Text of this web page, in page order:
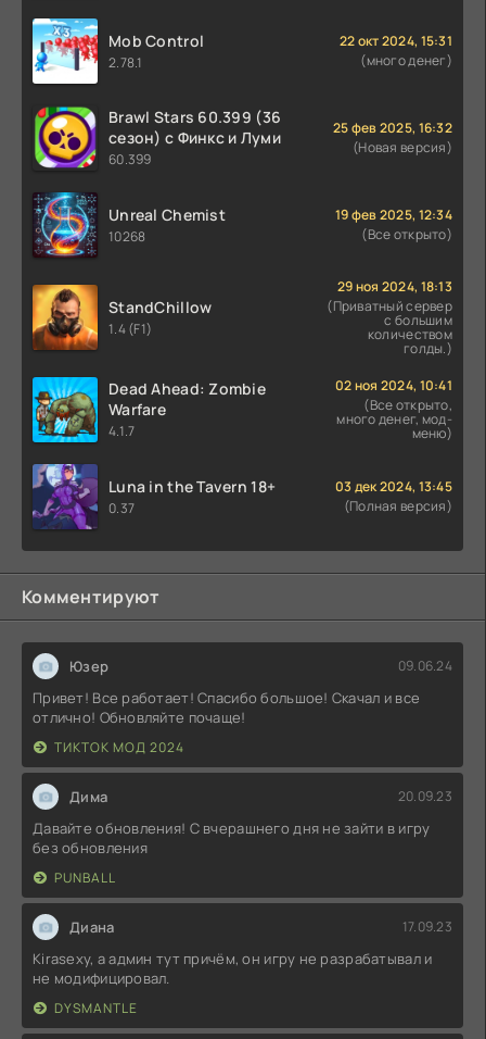
Mob Control
2.78.1
22 окт 2024, 15:31
(много денег)
Brawl Stars 60.399 (36
сезон) с Финкс и Луми
60.399
25 фев 2025, 16:32
(Новая версия)
Unreal Chemist
10268
19 фев 2025, 12:34
(Все открыто)
StandChillow
1.4 (F1)
29 ноя 2024, 18:13
(Приватный сервер
с большим
количеством
голды.)
Dead Ahead: Zombie
Warfare
4.1.7
02 ноя 2024, 10:41
(Все открыто,
много денег, мод-
меню)
Luna in the Tavern 18+
0.37
03 дек 2024, 13:45
(Полная версия)
Комментируют
Юзер 09.06.24
Привет! Все работает! Спасибо большое! Скачал и все
отлично! Обновляйте почаще!
ТИКТОК МОД 2024
Дима 20.09.23
Давайте обновления! С вчерашнего дня не зайти в игру
без обновления
PUNBALL
Диана 17.09.23
Kirasexy, а админ тут причём, он игру не разрабатывал и
не модифицировал.
DYSMANTLE